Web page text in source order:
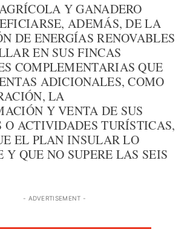
Y GANADERO
ADEMÁS, DE LA
DE ENERGÍAS RENOVABLES
EN SUS FINCAS
COMPLEMENTARIAS QUE
ADICIONALES, COMO
LA
Y VENTA DE SUS
O ACTIVIDADES TURÍSTICAS,
EL PLAN INSULAR LO
Y QUE NO SUPERE LAS SEIS
- ADVERTISEMENT -